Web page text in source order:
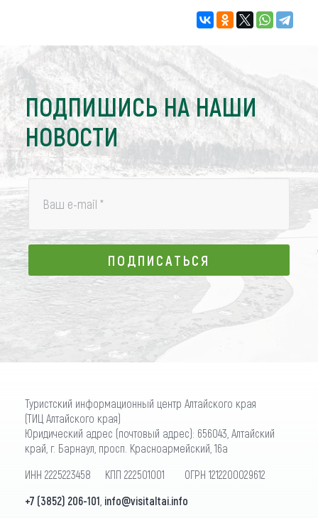
ПОДПИШИСЬ НА НАШИ
НОВОСТИ
Ваш e-mail *
ПОДПИСАТЬСЯ
ПОДПИСАТЬСЯ
Туристский информационный центр Алтайского края
(ТИЦ Алтайского края)
Юридический адрес (почтовый адрес): 656043, Алтайский
край, г. Барнаул, просп. Красноармейский, 16а
ИНН 2225223458 КПП 222501001 ОГРН 1212200029612
+7 (3852) 206-101 info@visitaltai.info